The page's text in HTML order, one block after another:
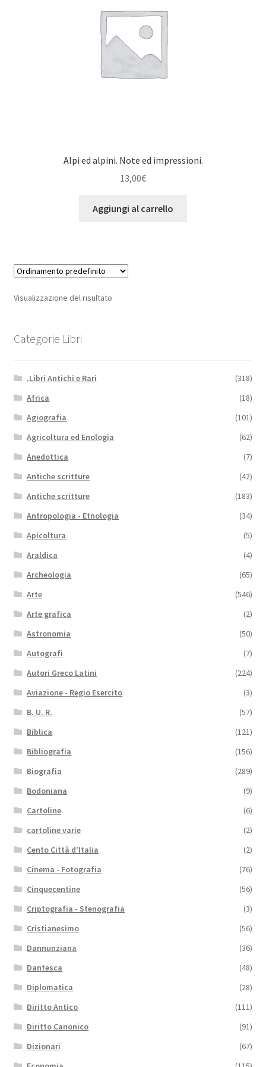
Alpi ed alpini. Note ed impressioni.
13,00€
Aggiungi al carrello
Visualizzazione del risultato
Categorie Libri
.Libri Antichi e Rari
(318)
Africa
(18)
Agiografia
(101)
Agricoltura ed Enologia
(62)
Anedottica
(7)
Antiche scritture
(42)
Antiche scritture
(183)
Antropologia - Etnologia
(34)
Apicoltura
(5)
Araldica
(4)
Archeologia
(65)
Arte
(546)
Arte grafica
(2)
Astronomia
(50)
Autografi
(7)
Autori Greco Latini
(224)
Aviazione - Regio Esercito
(3)
B. U. R.
(57)
Biblica
(121)
Bibliografia
(156)
Biografia
(289)
Bodoniana
(9)
Cartoline
(6)
cartoline varie
(2)
Cento Città d'Italia
(2)
Cinema - Fotografia
(76)
Cinquecentine
(56)
Criptografia - Stenografia
(3)
Cristianesimo
(56)
Dannunziana
(36)
Dantesca
(48)
Diplomatica
(28)
Diritto Antico
(111)
Diritto Canonico
(91)
Dizionari
(67)